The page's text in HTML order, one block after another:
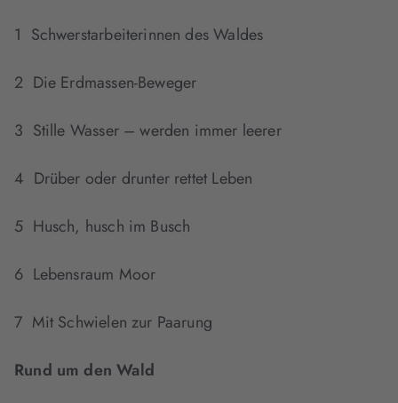
1 Schwerstarbeiterinnen des Waldes
2 Die Erdmassen-Beweger
3 Stille Wasser – werden immer leerer
4 Drüber oder drunter rettet Leben
5 Husch, husch im Busch
6 Lebensraum Moor
7 Mit Schwielen zur Paarung
Rund um den Wald